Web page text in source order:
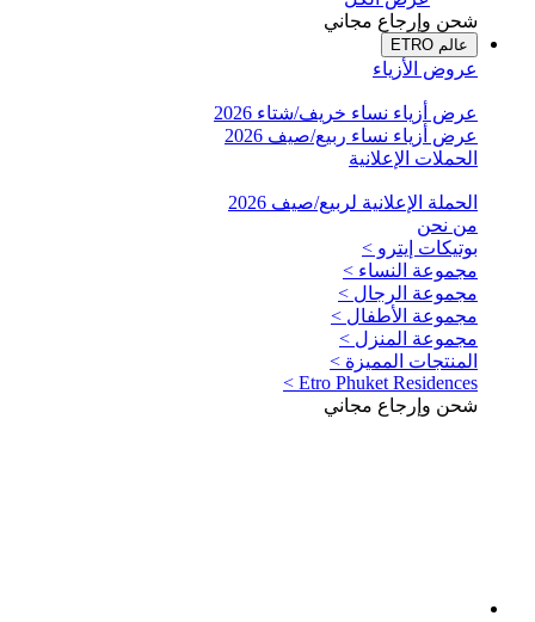
شحن وإرجاع مجاني
عالم ETRO
عروض الأزياء
عرض أزياء نساء خريف/شتاء 2026
عرض أزياء نساء ربيع/صيف 2026
الحملات الإعلانية
الحملة الإعلانية لربيع/صيف 2026
من نحن
بوتيكات إيترو >
مجموعة النساء >
مجموعة الرجال >
مجموعة الأطفال >
مجموعة المنزل >
المنتجات المميزة >
Etro Phuket Residences >
شحن وإرجاع مجاني